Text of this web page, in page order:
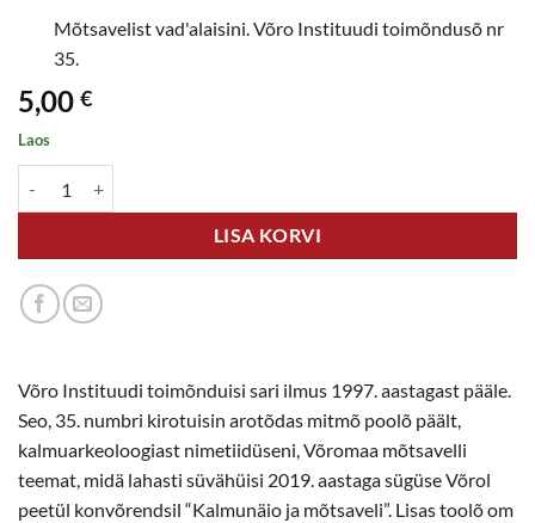
Mõtsavelist vad'alaisini. Võro Instituudi toimõndusõ nr
35.
5,00 €
Laos
LISA KORVI
Võro Instituudi toimõnduisi sari ilmus 1997. aastagast pääle.
Seo, 35. numbri kirotuisin arotõdas mitmõ poolõ päält,
kalmuarkeoloogiast nimetiidüseni, Võromaa mõtsavelli
teemat, midä lahasti süvähüisi 2019. aastaga sügüse Võrol
peetül konvõrendsil “Kalmunäio ja mõtsaveli”. Lisas toolõ om